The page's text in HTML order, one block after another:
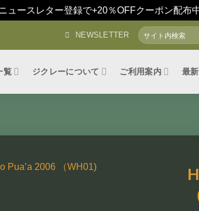
ュースレター登録で+20％OFFクーポン配布
NEWSLETTER
検
索
対
覧 ジクレーについて ご利用案内 最